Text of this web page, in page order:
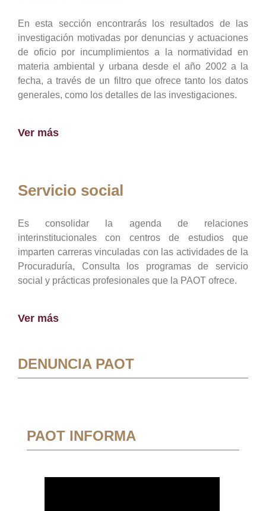
En esta sección encontrarás los resultados de las
investigación motivadas por denuncias y actuaciones
de oficio por incumplimientos a la normatividad en
materia ambiental y urbana desde el año 2002 a la
fecha, a través de un filtro que ofrece tanto los datos
generales, como los detalles de las investigaciones.
Ver más
Servicio social
Es consolidar la agenda de relaciones
interinstitucionales con centros de estudios que
imparten carreras vinculadas con las actividades de la
Procuraduría, Consulta los programas de servicio
social y prácticas profesionales que la PAOT ofrece.
Ver más
DENUNCIA PAOT
PAOT INFORMA